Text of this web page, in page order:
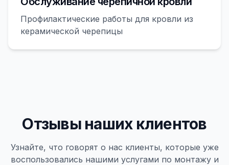
Профилактические работы для кровли из
керамической черепицы
Отзывы наших клиентов
Узнайте, что говорят о нас клиенты, которые уже
воспользовались нашими услугами по монтажу и